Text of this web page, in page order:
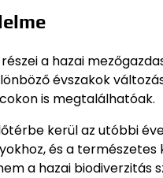
a hazai
évszakok
is megtalálhatóak.
kerül az utóbbi
és a
a hazai biodiverzitás